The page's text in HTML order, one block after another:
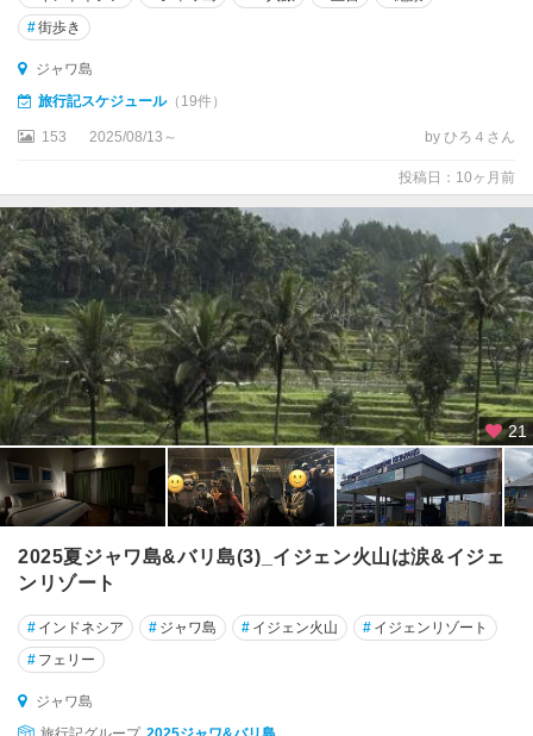
レ
島
プ
バ
ナ
ン
周
辺
#街歩き
ジャワ島
旅行記スケジュール（19件）
153 2025/08/13～ by ひろ４さん
投稿日：10ヶ月前
21
2025夏ジャワ島&バリ島(3)_イジェン火山は涙&イジェ
ンリゾート
# インドネシア # ジャワ島 # イジェン火山 # イジェンリゾート
# フェリー
ジャワ島